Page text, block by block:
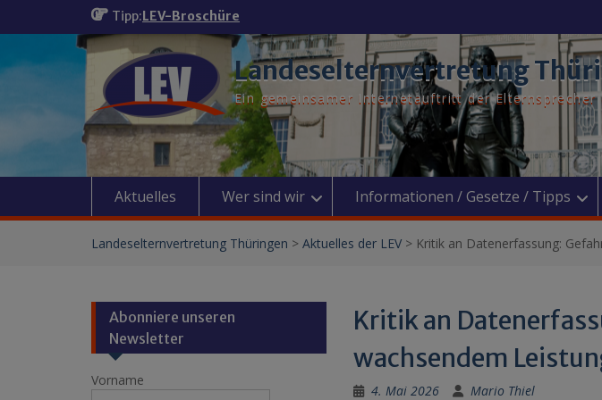
Tipp:LEV-Broschüre
Landeselternvertretung
Ein gemeinsamer Internetauftritt der Elternsprecher
Aktuelles Wer sind wir Informationen / Gesetze / Tipps
Landeselternvertretung Thüringen > Aktuelles der LEV > Kritik an Datenerfassung:
Kritik an
wachsendem
4. Mai 2026 Mario Thiel
Abonniere unseren
Newsletter
Vorname